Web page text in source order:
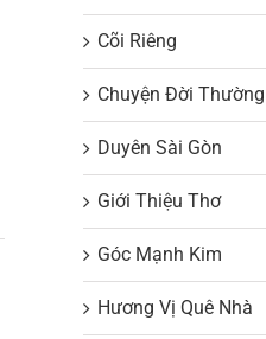
Cõi Riêng
Chuyện Đời Thường
Duyên Sài Gòn
Giới Thiệu Thơ
Góc Mạnh Kim
Hương Vị Quê Nhà